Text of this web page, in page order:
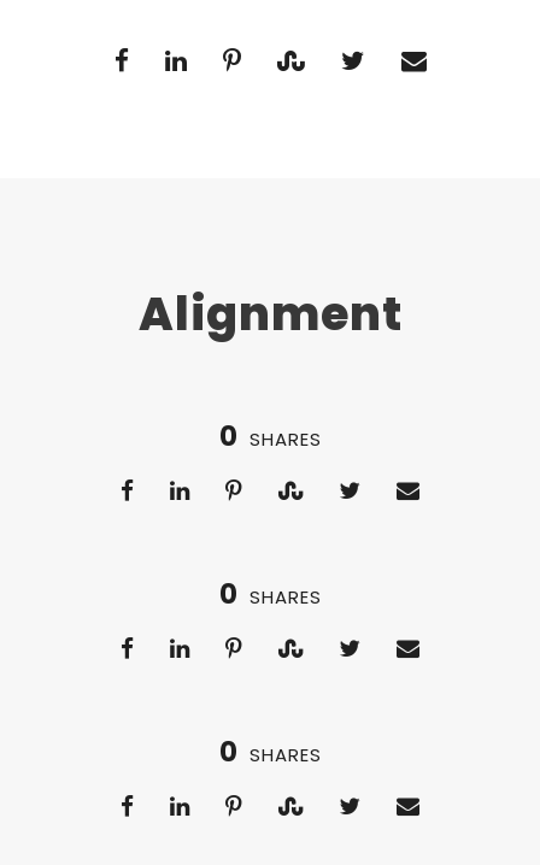
Alignment
0 SHARES
0 SHARES
0 SHARES